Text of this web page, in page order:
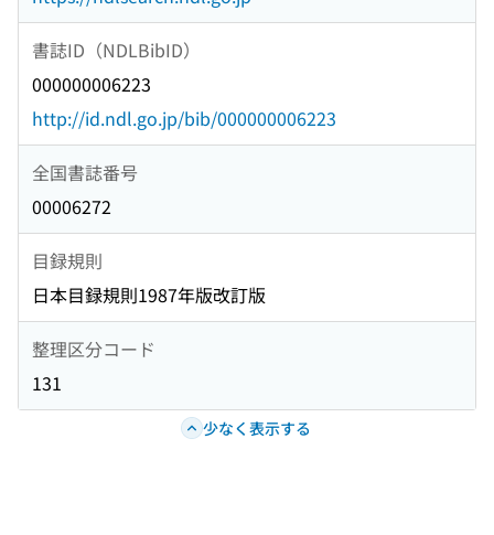
書誌ID（NDLBibID）
000000006223
http://id.ndl.go.jp/bib/000000006223
全国書誌番号
00006272
目録規則
日本目録規則1987年版改訂版
整理区分コード
131
少なく表示する